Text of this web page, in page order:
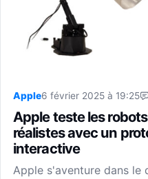
Apple6 février 2025 à 19:25
Apple teste les
réalistes avec un
interactive
Apple s'aventure dans le